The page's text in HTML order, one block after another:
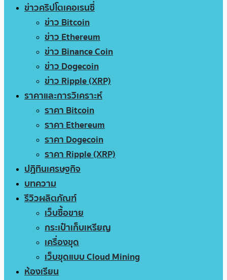
ข่าวคริปโตเคอเรนซี่
ข่าว Bitcoin
ข่าว Ethereum
ข่าว Binance Coin
ข่าว Dogecoin
ข่าว Ripple (XRP)
ราคาและการวิเคราะห์
ราคา Bitcoin
ราคา Ethereum
ราคา Dogecoin
ราคา Ripple (XRP)
ปฏิทินเศรษฐกิจ
บทความ
รีวิวผลิตภัณฑ์
เว็บซื้อขาย
กระเป๋าเก็บเหรียญ
เครื่องขุด
เว็บขุดแบบ Cloud Mining
ห้องเรียน